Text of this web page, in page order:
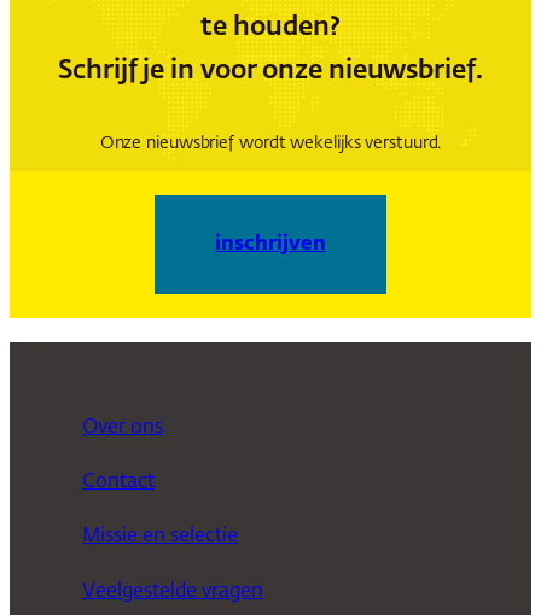
te houden?
Schrijf je in voor onze nieuwsbrief.
Onze nieuwsbrief wordt wekelijks verstuurd.
inschrijven
Over ons
Contact
Missie en selectie
Veelgestelde vragen